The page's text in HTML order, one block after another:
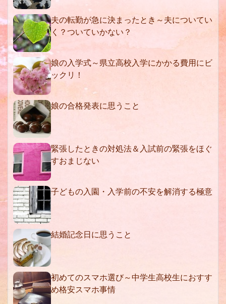
夫の転勤が急に決まったとき～夫についてい
く？ついていかない？
娘の入学式～県立高校入学にかかる費用にビ
ックリ！
娘の合格発表に思うこと
緊張したときの対処法＆入試前の緊張をほぐ
すおまじない
子どもの入園・入学前の不安を解消する極意
結婚記念日に思うこと
初めてのスマホ選び～中学生高校生におすす
め格安スマホ事情